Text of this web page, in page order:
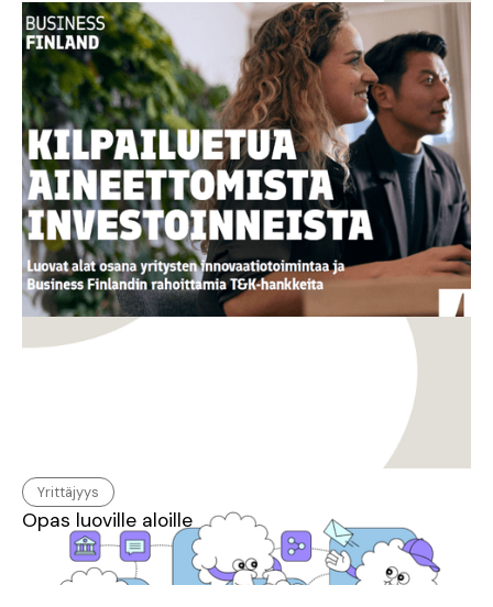
TKI Innovaatiot
Uusi opas: Miten aineettomasta arvosta
rakennetaan kilpailukykyä ja kasvua?
Yrittäjyys
Opas luoville aloille